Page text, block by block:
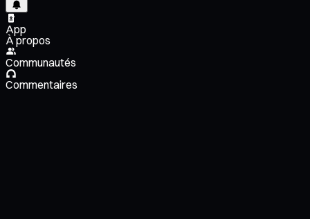
App
À propos
Communautés
Commentaires